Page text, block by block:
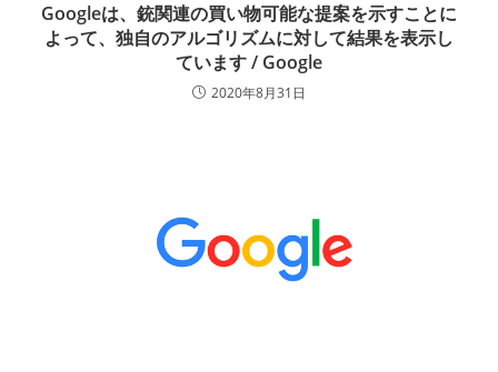
Googleは、銃関連の買い物可能な提案を示すことに
よって、独自のアルゴリズムに対して結果を表示し
ています / Google
2020年8月31日